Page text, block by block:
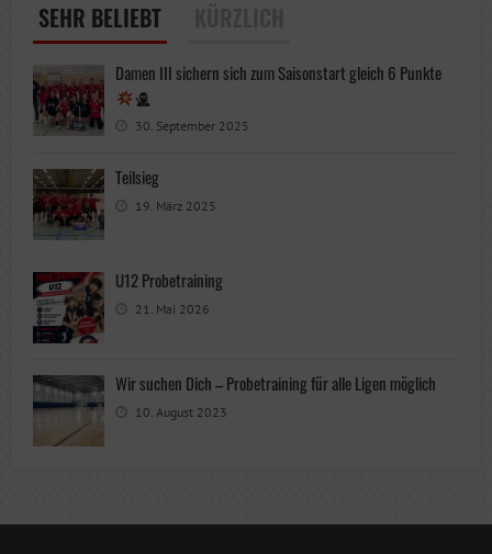
SEHR BELIEBT
Damen III sichern sich zum Saisonstart gleich 6 Punkte
30. September 2025
Teilsieg
19. März 2025
U12 Probetraining
21. Mai 2026
Wir suchen Dich – Probetraining für alle Ligen möglich
10. August 2023